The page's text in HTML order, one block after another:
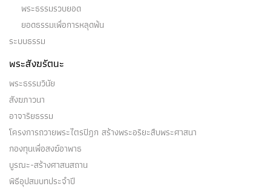
พระธรรมรวบยอด
ยอดธรรมเพื่อการหลุดพ้น
ระบบธรรม
พระสังฆรัตนะ
พระธรรมวินัย
สังฆภาวนา
อาจาริยธรรม
โครงการถวายพระไตรปิฎก สร้างพระอริยะสืบพระศาสนา
กองทุนเพื่อสงฆ์อาพาธ
บูรณะ-สร้างศาสนสถาน
พิธีอุปสมบทประจำปี